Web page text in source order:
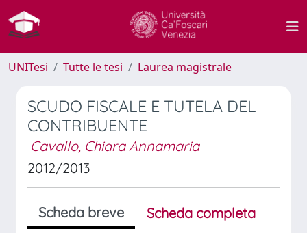
UNITesi Tutte le tesi Laurea magistrale
SCUDO FISCALE E TUTELA DEL
CONTRIBUENTE
Cavallo, Chiara Annamaria
2012/2013
Scheda breve
Scheda completa